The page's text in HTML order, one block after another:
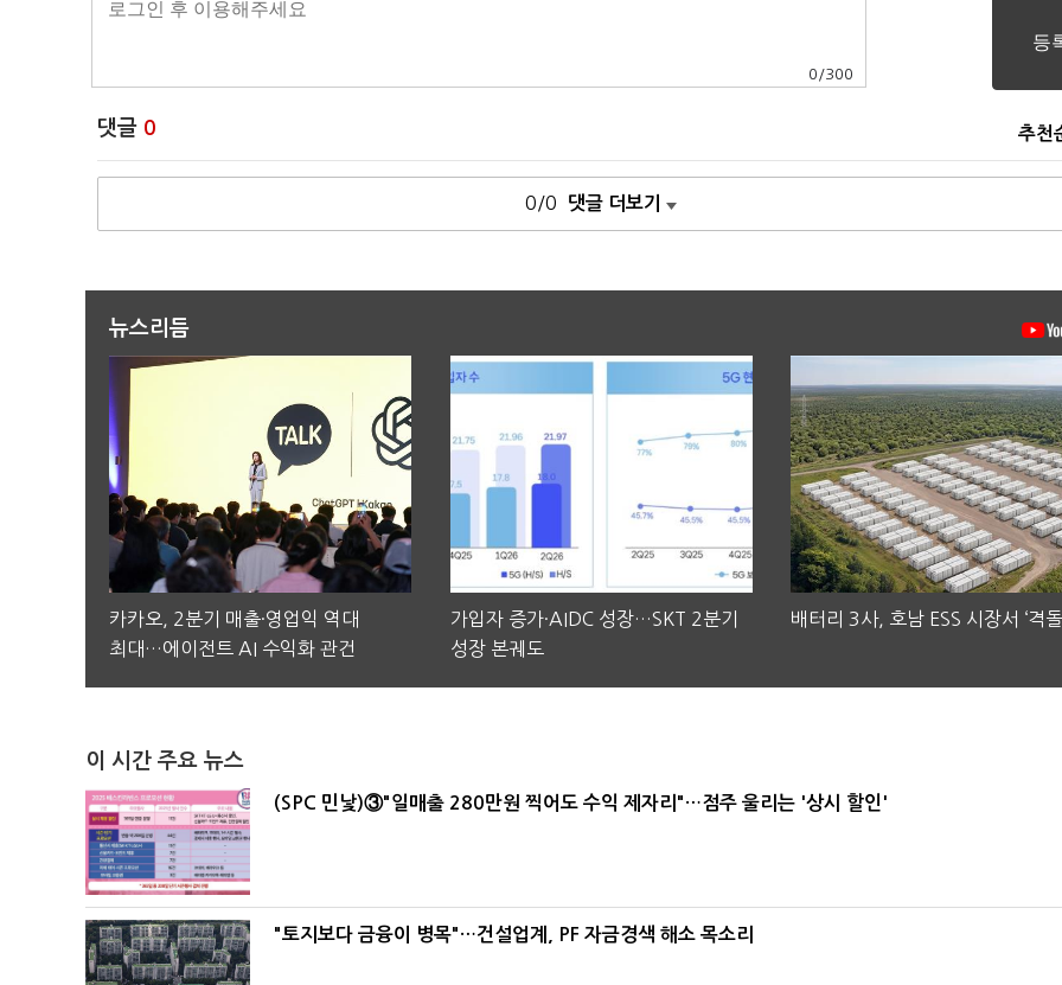
0 /300
댓글 0 추천
0/0 댓글 더보기
뉴스리듬
카카오, 2분기 매출·영업익 역대
최대…에이전트 AI 수익화 관건
가입자 증가·AIDC 성장…SKT 2분기
성장 본궤도
배터리 3사, 호남 ESS 시장서 ‘격돌
이 시간 주요 뉴스
(SPC 민낯)③"일매출 280만원 찍어도 수익 제자리"…점주 울리는 '상시 할인'
"토지보다 금융이 병목"…건설업계, PF 자금경색 해소 목소리